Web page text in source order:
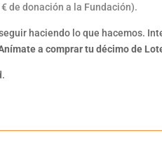
de donación a la Fundación).
haciendo lo que hacemos.
a comprar tu décimo de